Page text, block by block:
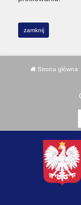
zamknij
Strona główna